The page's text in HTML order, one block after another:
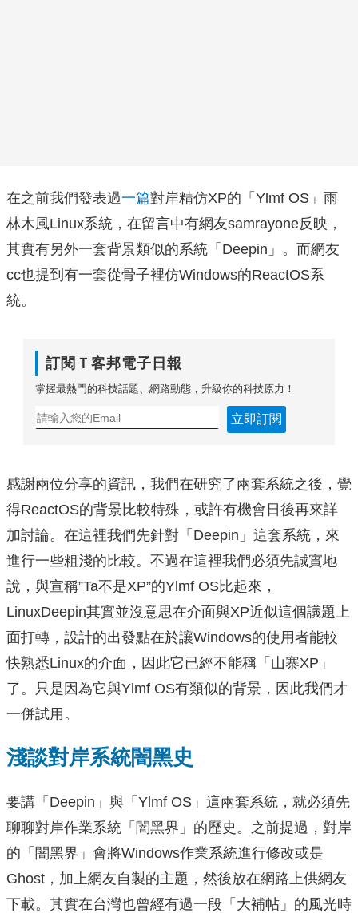
在之前我們發表過一篇對岸精仿XP的「Ylmf OS」雨
林木風Linux系統，在留言中有網友samrayone反映，
其實有另外一套背景類似的系統「Deepin」。而網友
cc也提到有一套從骨子裡仿Windows的ReactOS系
統。
訂閱Ｔ客邦電子日報
掌握最熱門的科技話題、網路動態，升級你的科技原力！
立即訂閱
感謝兩位分享的資訊，我們在研究了兩套系統之後，覺
得ReactOS的背景比較特殊，或許有機會日後再來詳
加討論。在這裡我們先針對「Deepin」這套系統，來
進行一些粗淺的比較。不過在這裡我們必須先誠實地
說，與宣稱”Ta不是XP”的Ylmf OS比起來，
LinuxDeepin其實並沒意思在介面與XP近似這個議題上
面打轉，設計的出發點在於讓Windows的使用者能較
快熟悉Linux的介面，因此它已經不能稱「山寨XP」
了。只是因為它與Ylmf OS有類似的背景，因此我們才
一併試用。
淺談對岸系統闇黑史
要講「Deepin」與「Ylmf OS」這兩套系統，就必須先
聊聊對岸作業系統「闇黑界」的歷史。之前提過，對岸
的「闇黑界」會將Windows作業系統進行修改或是
Ghost，加上網友自製的主題，然後放在網路上供網友
下載。其實在台灣也曾經有過一段「大補帖」的風光時